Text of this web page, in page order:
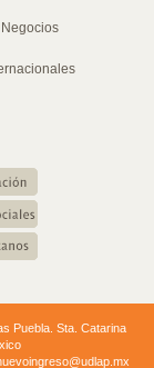
Puebla. Sta. Catarina